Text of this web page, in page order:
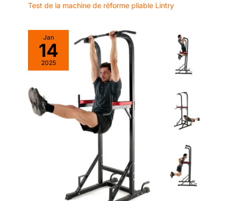
choix idéal offrant un rapport
gardant le contrôle sur leur
contenu multimédia. ✅[113
Modes Sportifs &
Synchronisation Apple Health]
Atteignez vos objectifs avec
cette montre sport proposant 113
modes (course, cyclisme, yoga,
fitness). Via le GPS de votre
smartphone, tracez vos
itinéraires et cartographiez vos
parcours précisément. Suivez
en temps réel vos pas, distance
et calories. Point fort : partagez
Google Fit pour un suivi
centralisé de vos performances.
C'est l'outil idéal pour analyser
chaque session via l'application
dédiée, qui transforme vos
efforts en graphiques clairs.
Que vous soyez athlète ou
amateur, cette montre
Test de la machine de réforme pliable Lintry
Jan
14
2025